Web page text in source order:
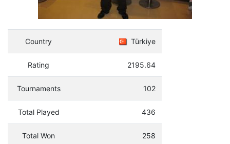
Country Türkiye
Rating 2195.64
Tournaments 102
Total Played 436
Total Won 258